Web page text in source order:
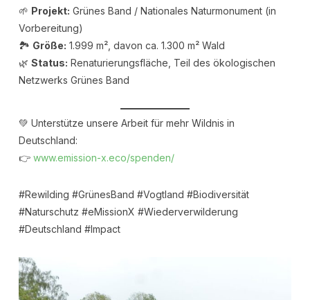
🌱 Projekt: Grünes Band / Nationales Naturmonument (in
Vorbereitung)
🏞️ Größe: 1.999 m², davon ca. 1.300 m² Wald
🌿 Status: Renaturierungsfläche, Teil des ökologischen
Netzwerks Grünes Band
💚 Unterstütze unsere Arbeit für mehr Wildnis in
Deutschland:
👉 www.emission-x.eco/spenden/
#Rewilding #GrünesBand #Vogtland #Biodiversität
#Naturschutz #eMissionX #Wiederverwilderung
#Deutschland #Impact